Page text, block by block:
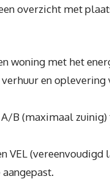
overzicht met
woning met het
en oplevering
B (maximaal zuinig)
VEL (vereenvoudigd